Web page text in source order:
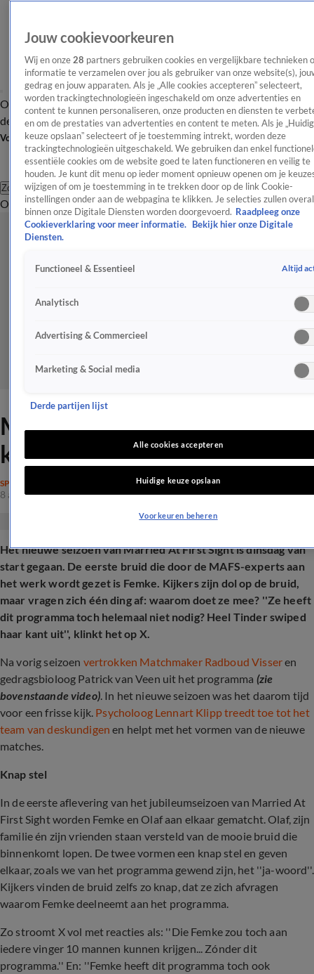
OverzichtAfleveringen Entertainment TV Algemeen
Tip
de redactieNieuwsbrief
Volg Shownieuws
Zoeken
OverzichtEntertainmentSpraakmakendRealityCrimeVideo's
MAFS-kijkers in de ban van
knappe Femke
SPRAAKMAKEND
8 apr 2025, 21:02
Het nieuwe seizoen van Married At First Sight is dinsdag van
start gegaan. De eerste bruid die door de MAFS-experts aan
het werk wordt gezet is Femke. Kijkers zijn dol op de bruid,
maar vragen zich één ding af: waarom doet ze mee? ''Ze heeft
dit programma toch helemaal niet nodig? Heel Tinder swiped
haar kant uit'', klinkt het op X.
Na vorig seizoen vertrokken Matchmaker Radboud Visseren
gedragsbioloog Patrick van Veen uit het programma (zie
bovenstaande video). In het nieuwe seizoen was het daarom tijd
voor een frisse kijk. Psycholoog Lennart Klipp treedt toe tot het
team van deskundigen en helpt met het vormen van de nieuwe
matches.
Knap stel
In de eerste aflevering van het jubileumseizoen van Married At
First Sight worden Femke en Olaf aan elkaar gematcht. Olaf, zijn
familie én zijn vrienden staan versteld van de mooie bruid die
binnenkomt lopen. De twee vormen een knap stel en geven
elkaar, zoals we van het programma gewend zijn, het ''ja-woord''.
Kijkers vinden de bruid zelfs zo knap, dat ze zich afvragen
waarom Femke deelneemt aan het programma.
Zo stroomt X vol met reacties als: ''Die Femke zou toch aan
iedere vinger 10 mannen kunnen krijgen... Zónder dit
programma.'' En: ''Femke heeft dit programma toch ook
Jouw cookievoorkeuren
Wij en onze 28 partners gebruiken cookies en vergelijkbare technieken
informatie te verzamelen over jou als gebruiker van onze website(s),
gedrag en jouw apparaten. Als je „Alle cookies accepteren” selecteert,
worden trackingtechnologieën ingeschakeld om onze advertenties en
content te kunnen personaliseren, onze producten en diensten te
en om de prestaties van advertenties en content te meten. Als je
keuze opslaan” selecteert of je toestemming intrekt, worden deze
trackingtechnologieën uitgeschakeld. We gebruiken dan enkel
essentiële cookies om de website goed te laten functioneren en veilig te
houden. Je kunt dit menu op ieder moment opnieuw openen om je
wijzigen of om je toestemming in te trekken door op de link Cookie-
instellingen onder aan de webpagina te klikken. Je selecties zullen overal
binnen onze Digitale Diensten worden doorgevoerd. Raadpleeg onze
Cookieverklaring voor meer informatie.
Bekijk hier onze Digitale
Diensten.
Functioneel & Essentieel Altijd
Analytisch
Advertising & Commercieel
Marketing & Social media
Derde partijen lijst
Alle cookies accepteren
Huidige keuze opslaan
Voorkeuren beheren